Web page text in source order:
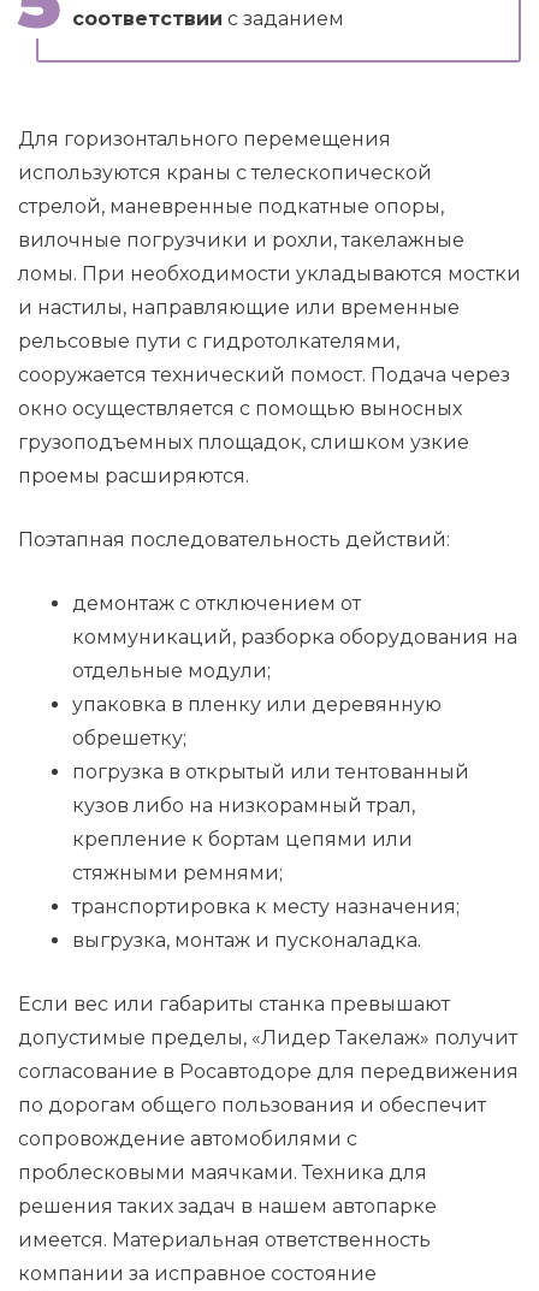
соответствии с заданием
Для горизонтального перемещения
используются краны с телескопической
стрелой, маневренные подкатные опоры,
вилочные погрузчики и рохли, такелажные
ломы. При необходимости укладываются мостки
и настилы, направляющие или временные
рельсовые пути с гидротолкателями,
сооружается технический помост. Подача через
окно осуществляется с помощью выносных
грузоподъемных площадок, слишком узкие
проемы расширяются.
Поэтапная последовательность действий:
демонтаж с отключением от
коммуникаций, разборка оборудования на
отдельные модули;
упаковка в пленку или деревянную
обрешетку;
погрузка в открытый или тентованный
кузов либо на низкорамный трал,
крепление к бортам цепями или
стяжными ремнями;
транспортировка к месту назначения;
выгрузка, монтаж и пусконаладка.
Если вес или габариты станка превышают
допустимые пределы, «Лидер Такелаж» получит
согласование в Росавтодоре для передвижения
по дорогам общего пользования и обеспечит
сопровождение автомобилями с
проблесковыми маячками. Техника для
решения таких задач в нашем автопарке
имеется. Материальная ответственность
компании за исправное состояние